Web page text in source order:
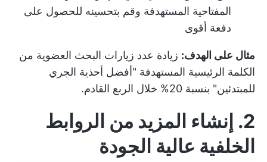
المفتاحية المستهدفة وقم بتحسينه للحصول على
دفعة أقوى
مثال على الهدف: زيادة عدد زيارات البحث العضوية من
الكلمة الرئيسية المستهدفة "أفضل أحذية الجري
للمبتدئين" بنسبة 20% خلال الربع القادم.
2. إنشاء المزيد من الروابط
الخلفية عالية الجودة